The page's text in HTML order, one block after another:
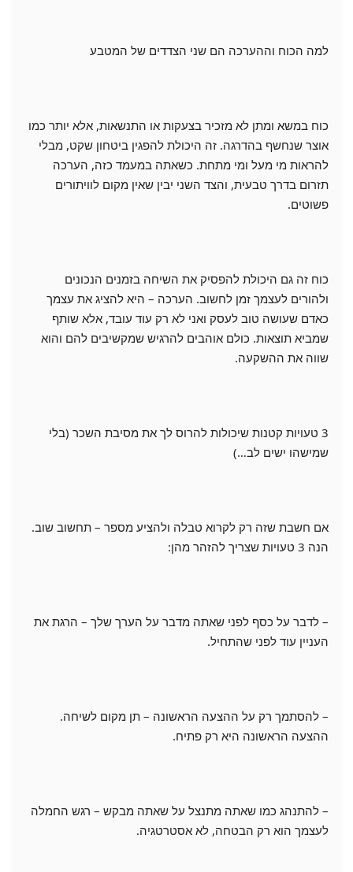
למה הכוח וההערכה הם שני הצדדים של המטבע
כוח במשא ומתן לא מזכיר בצעקות או התנשאות, אלא יותר כמו
אוצר שנחשף בהדרגה. זה היכולת להפגין ביטחון שקט, מבלי
להראות מי מעל ומי מתחת. כשאתה במעמד כזה, הערכה
תזרום בדרך טבעית, והצד השני יבין שאין מקום לוויתורים
פשוטים.
כוח זה גם היכולת להפסיק את השיחה בזמנים הנכונים
ולהורים לעצמך זמן לחשוב. הערכה – היא להציג את עצמך
כאדם שעושה טוב לעסק ואני לא רק עוד עובד, אלא שותף
שמביא תוצאות. כולם אוהבים להרגיש שמקשיבים להם והוא
שווה את ההשקעה.
3 טעויות קטנות שיכולות להרוס לך את מסיבת השכר (בלי
שמישהו ישים לב…)
אם חשבת שזה רק לקרוא טבלה ולהציע מספר – תחשוב שוב.
הנה 3 טעויות שצריך להזהר מהן:
– לדבר על כסף לפני שאתה מדבר על הערך שלך – הרגת את
העניין עוד לפני שהתחיל.
– להסתמך רק על ההצעה הראשונה – תן מקום לשיחה.
ההצעה הראשונה היא רק פתיח.
– להתנהג כמו שאתה מתנצל על שאתה מבקש – רגש החמלה
לעצמך הוא רק הבטחה, לא אסטרטגיה.